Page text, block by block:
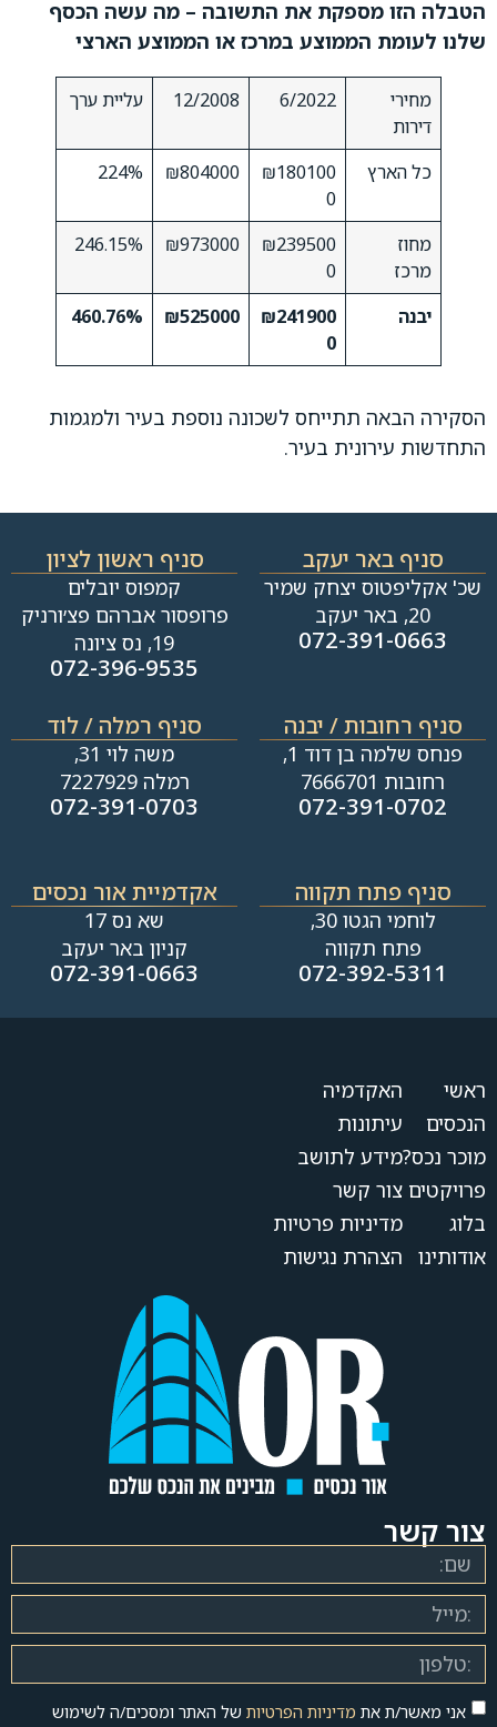
הטבלה הזו מספקת את התשובה – מה עשה הכסף
שלנו לעומת הממוצע במרכז או הממוצע הארצי
מחירי
דירות
6/2022
12/2008 עליית ערך
כל הארץ
₪180100
0
₪804000
224%
מחוז
מרכז
₪239500
0
₪973000
246.15%
יבנה
₪241900
0
₪525000
460.76%
הסקירה הבאה תתייחס לשכונה נוספת בעיר ולמגמות
התחדשות עירונית בעיר.
סניף באר יעקב
שכ' אקליפטוס יצחק שמיר
20, באר יעקב
072-391-0663
סניף ראשון לציון
קמפוס יובלים
פרופסור אברהם פצ׳ורניק
19, נס ציונה
072-396-9535
סניף רחובות / יבנה​
פנחס שלמה בן דוד 1,
רחובות 7666701
072-391-0702
סניף רמלה / לוד
משה לוי 31,
רמלה 7227929
072-391-0703
סניף פתח תקווה
לוחמי הגטו 30,
פתח תקווה
072-392-5311
אקדמיית אור נכסים
שא נס 17
קניון באר יעקב
072-391-0663
ראשי
הנכסים
מוכר נכס?
פרויקטים
בלוג
אודותינו
האקדמיה
עיתונות
מידע לתושב
צור קשר
מדיניות פרטיות
הצהרת נגישות
צור קשר
אני מאשר/ת את מדיניות הפרטיות של האתר ומסכים/ה לשימוש